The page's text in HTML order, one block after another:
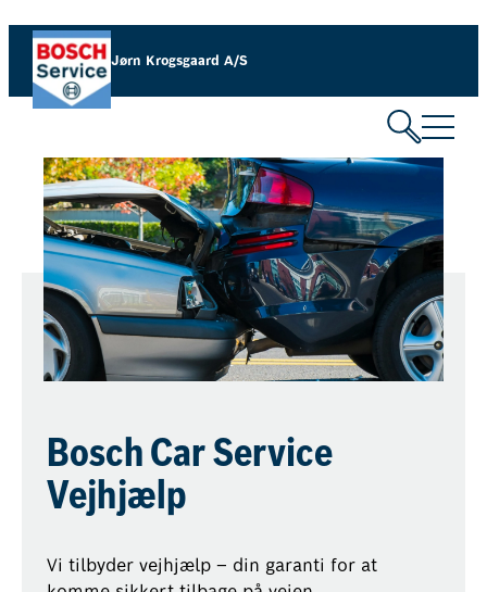
Jørn Krogsgaard A/S
Bosch Car Service
Vejhjælp
Vi tilbyder vejhjælp – din garanti for at